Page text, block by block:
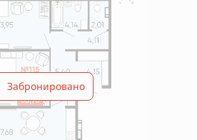
Забронировано